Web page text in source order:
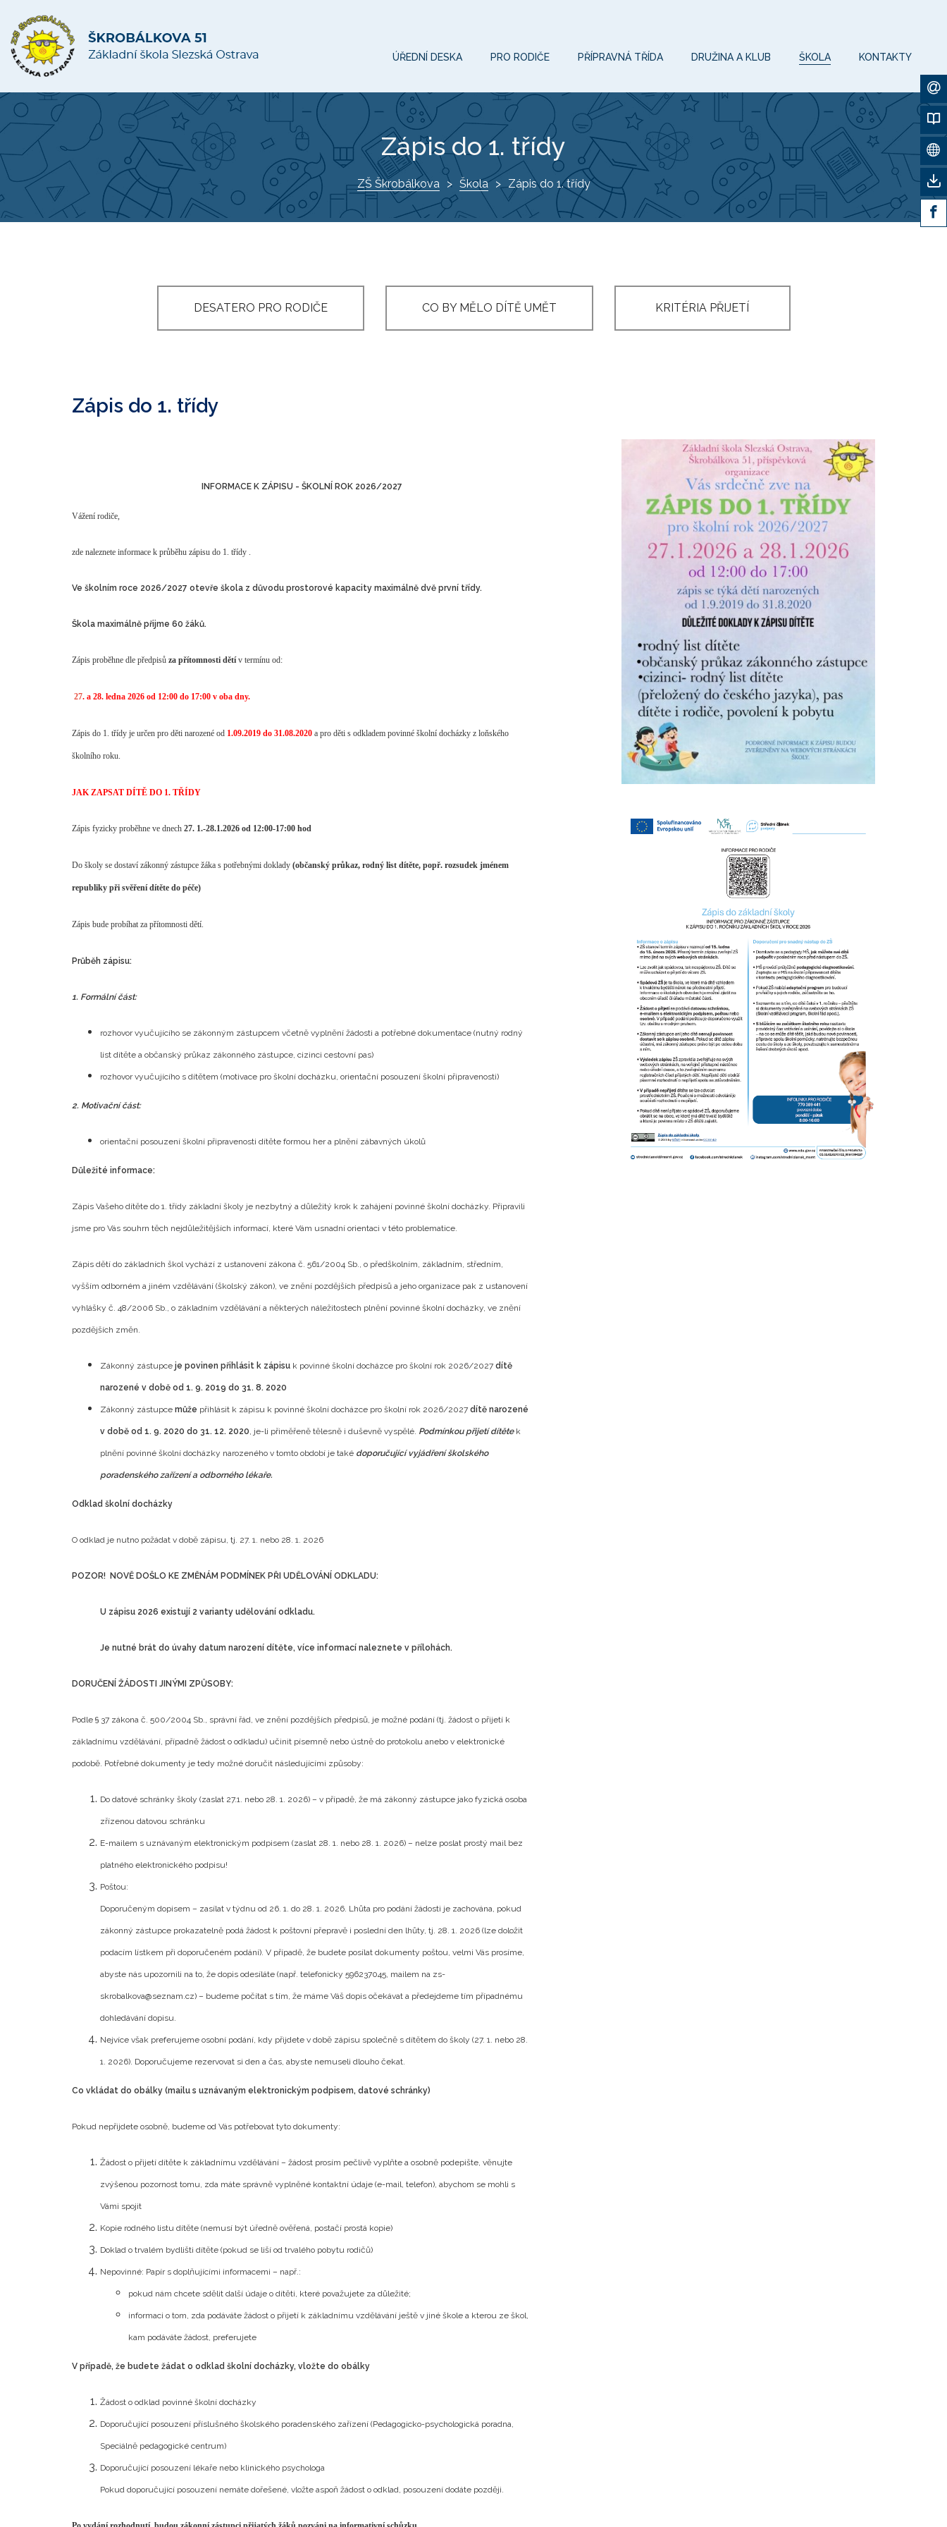
ÚŘEDNÍ DESKA PRO RODIČE PŘÍPRAVNÁ TŘÍDA DRUŽINA A KLUB ŠKOLA KONTAKTY
Zápis do 1. třídy
ZŠ Škrobálkova Škola Zápis do 1. třídy
DESATERO PRO RODIČE CO BY MĚLO DÍTĚ UMĚT KRITÉRIA PŘIJETÍ
Zápis do 1. třídy
INFORMACE K ZÁPISU - ŠKOLNÍ ROK 2026/2027
Vážení rodiče,
zde naleznete informace k průběhu zápisu do 1. třídy .
Ve školním roce 2026/2027 otevře škola z důvodu prostorové kapacity maximálně dvě první třídy.
Škola maximálně přijme 60 žáků.
Zápis proběhne dle předpisů za přítomnosti dětív termínu od:
27. a 28. ledna 2026 od 12:00 do 17:00 v oba dny.
Zápis do 1. třídy je určen pro děti narozené od 1.09.2019 do 31.08.2020 a pro děti s odkladem povinné školní docházky z loňského
školního roku.
JAK ZAPSAT DÍTĚ DO 1. TŘÍDY
Zápis fyzicky proběhne ve dnech 27. 1.-28.1.2026 od 12:00-17:00 hod
Do školy se dostaví zákonný zástupce žáka s potřebnými doklady (občanský průkaz, rodný list dítěte, popř. rozsudek jménem
republiky při svěření dítěte do péče)
Zápis bude probíhat za přítomnosti dětí.
Průběh zápisu:
1. Formální část:
rozhovor vyučujícího se zákonným zástupcem včetně vyplnění žádosti a potřebné dokumentace (nutný rodný
list dítěte a občanský průkaz zákonného zástupce, cizinci cestovní pas)
rozhovor vyučujícího s dítětem (motivace pro školní docházku, orientační posouzení školní připravenosti)
2. Motivační část:
orientační posouzení školní připravenosti dítěte formou her a plnění zábavných úkolů
Důležité informace:
Zápis Vašeho dítěte do 1. třídy základní školy je nezbytný a důležitý krok k zahájení povinné školní docházky. Připravili
jsme pro Vás souhrn těch nejdůležitějších informací, které Vám usnadní orientaci v této problematice.
Zápis dětí do základních škol vychází z ustanovení zákona č. 561/2004 Sb., o předškolním, základním, středním,
vyšším odborném a jiném vzdělávání (školský zákon), ve znění pozdějších předpisů a jeho organizace pak z ustanovení
vyhlášky č. 48/2006 Sb., o základním vzdělávání a některých náležitostech plnění povinné školní docházky, ve znění
pozdějších změn.
Zákonný zástupce je povinen přihlásit k zápisu k povinné školní docházce pro školní rok 2026/2027 dítě
narozené v době od 1. 9. 2019 do 31. 8. 2020
Zákonný zástupce může přihlásit k zápisu k povinné školní docházce pro školní rok 2026/2027 dítě narozené
v době od 1. 9. 2020 do 31. 12. 2020, je-li přiměřeně tělesně i duševně vyspělé. Podmínkou přijetí dítětek
plnění povinné školní docházky narozeného v tomto období je také doporučující vyjádření školského
poradenského zařízení a odborného lékaře.
Odklad školní docházky
O odklad je nutno požádat v době zápisu, tj. 27. 1. nebo 28. 1. 2026
POZOR! NOVĚ DOŠLO KE ZMĚNÁM PODMÍNEK PŘI UDĚLOVÁNÍ ODKLADU:
U zápisu 2026 existují 2 varianty udělování odkladu.
Je nutné brát do úvahy datum narození dítěte, více informací naleznete v přílohách.
DORUČENÍ ŽÁDOSTI JINÝMI ZPŮSOBY:
Podle § 37 zákona č. 500/2004 Sb., správní řád, ve znění pozdějších předpisů, je možné podání (tj. žádost o přijetí k
základnímu vzdělávání, případně žádost o odkladu) učinit písemně nebo ústně do protokolu anebo v elektronické
podobě. Potřebné dokumenty je tedy možné doručit následujícími způsoby:
Do datové schránky školy (zaslat 27.1. nebo 28. 1. 2026) – v případě, že má zákonný zástupce jako fyzická osoba
zřízenou datovou schránku
E-mailem s uznávaným elektronickým podpisem (zaslat 28. 1. nebo 28. 1. 2026) – nelze poslat prostý mail bez
platného elektronického podpisu!
Poštou:
Doporučeným dopisem – zasílat v týdnu od 26. 1. do 28. 1. 2026. Lhůta pro podání žádosti je zachována, pokud
zákonný zástupce prokazatelně podá žádost k poštovní přepravě i poslední den lhůty, tj. 28. 1. 2026 (lze doložit
podacím lístkem při doporučeném podání). V případě, že budete posílat dokumenty poštou, velmi Vás prosíme,
abyste nás upozornili na to, že dopis odesíláte (např. telefonicky 596237045, mailem na zs-
skrobalkova@seznam.cz) – budeme počítat s tím, že máme Váš dopis očekávat a předejdeme tím případnému
dohledávání dopisu.
Nejvíce však preferujeme osobní podání, kdy přijdete v době zápisu společně s dítětem do školy (27. 1. nebo 28.
1. 2026). Doporučujeme rezervovat si den a čas, abyste nemuseli dlouho čekat.
Co vkládat do obálky (mailu s uznávaným elektronickým podpisem, datové schránky)
Pokud nepřijdete osobně, budeme od Vás potřebovat tyto dokumenty:
Žádost o přijetí dítěte k základnímu vzdělávání – žádost prosím pečlivě vyplňte a osobně podepište, věnujte
zvýšenou pozornost tomu, zda máte správně vyplněné kontaktní údaje (e-mail, telefon), abychom se mohli s
Vámi spojit
Kopie rodného listu dítěte (nemusí být úředně ověřená, postačí prostá kopie)
Doklad o trvalém bydlišti dítěte (pokud se liší od trvalého pobytu rodičů)
Nepovinné: Papír s doplňujícími informacemi – např.:
pokud nám chcete sdělit další údaje o dítěti, které považujete za důležité;
informaci o tom, zda podáváte žádost o přijetí k základnímu vzdělávání ještě v jiné škole a kterou ze škol,
kam podáváte žádost, preferujete
V případě, že budete žádat o odklad školní docházky, vložte do obálky
Žádost o odklad povinné školní docházky
Doporučující posouzení příslušného školského poradenského zařízení (Pedagogicko-psychologická poradna,
Speciálně pedagogické centrum)
Doporučující posouzení lékaře nebo klinického psychologa
Pokud doporučující posouzení nemáte dořešené, vložte aspoň žádost o odklad, posouzení dodáte později.